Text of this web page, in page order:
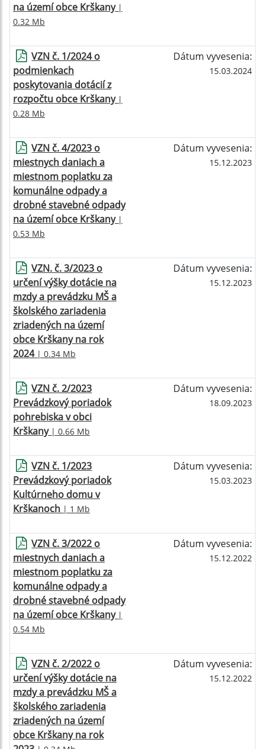
na území obce Krškany|
0.32 Mb
VZN č. 1/2024 o
podmienkach
poskytovania dotácií z
rozpočtu obce Krškany|
0.28 Mb
Dátum vyvesenia:
15.03.2024
VZN č. 4/2023 o
miestnych daniach a
miestnom poplatku za
komunálne odpady a
drobné stavebné odpady
na území obce Krškany|
0.53 Mb
Dátum vyvesenia:
15.12.2023
VZN. č. 3/2023 o
určení výšky dotácie na
mzdy a prevádzku MŠ a
školského zariadenia
zriadených na území
obce Krškany na rok
2024| 0.34 Mb
Dátum vyvesenia:
15.12.2023
VZN č. 2/2023
Prevádzkový poriadok
pohrebiska v obci
Krškany| 0.66 Mb
Dátum vyvesenia:
18.09.2023
VZN č. 1/2023
Prevádzkový poriadok
Kultúrneho domu v
Krškanoch | 1 Mb
Dátum vyvesenia:
15.03.2023
VZN č. 3/2022 o
miestnych daniach a
miestnom poplatku za
komunálne odpady a
drobné stavebné odpady
na území obce Krškany|
0.54 Mb
Dátum vyvesenia:
15.12.2022
VZN č. 2/2022 o
určení výšky dotácie na
mzdy a prevádzku MŠ a
školského zariadenia
zriadených na území
obce Krškany na rok
Dátum vyvesenia:
15.12.2022